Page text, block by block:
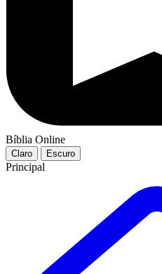
Bíblia Online
Claro Escuro
Principal